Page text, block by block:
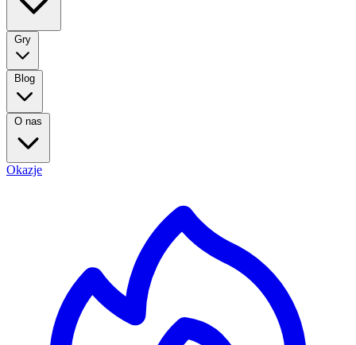
Gry
Blog
O nas
Okazje